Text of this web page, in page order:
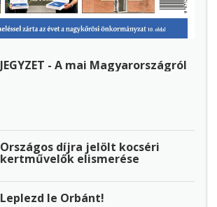
JEGYZET - A mai Magyarországról
Országos díjra jelölt kocséri
kertművelők elismerése
Leplezd le Orbánt!